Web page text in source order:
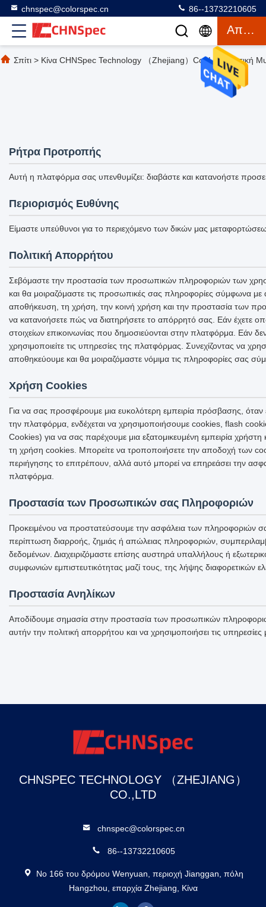
chnspec@colorspec.cn 86--13732210605
Απόσπασμα
Σπίτι > Κίνα CHNSpec Technology （Zhejiang）Co.,Ltd Πολιτική
Ρήτρα Προτροπής
Αυτή η πλατφόρμα σας υπενθυμίζει: διαβάστε και κατανοήστε
Περιορισμός Ευθύνης
Είμαστε υπεύθυνοι για το περιεχόμενο των δικών μας
Πολιτική Απορρήτου
Σεβόμαστε την προστασία των προσωπικών πληροφοριών των
και θα μοιραζόμαστε τις προσωπικές σας πληροφορίες σύμφωνα με
αποθήκευση, τη χρήση, την κοινή χρήση και την προστασία των
να κατανοήσετε πώς να διατηρήσετε το απόρρητό σας. Εάν έχετε
στοιχείων επικοινωνίας που δημοσιεύονται στην πλατφόρμα. Εάν
χρησιμοποιείτε τις υπηρεσίες της πλατφόρμας. Συνεχίζοντας να
αποθηκεύουμε και θα μοιραζόμαστε νόμιμα τις πληροφορίες σας
Χρήση Cookies
Για να σας προσφέρουμε μια ευκολότερη εμπειρία πρόσβασης,
την πλατφόρμα, ενδέχεται να χρησιμοποιήσουμε cookies, flash
Cookies) για να σας παρέχουμε μια εξατομικευμένη εμπειρία
τη χρήση cookies. Μπορείτε να τροποποιήσετε την αποδοχή των
περιήγησης το επιτρέπουν, αλλά αυτό μπορεί να επηρεάσει την
πλατφόρμα.
Προστασία των Προσωπικών σας Πληροφοριών
Προκειμένου να προστατεύσουμε την ασφάλεια των πληροφοριών
περίπτωση διαρροής, ζημιάς ή απώλειας πληροφοριών,
δεδομένων. Διαχειριζόμαστε επίσης αυστηρά υπαλλήλους ή
συμφωνιών εμπιστευτικότητας μαζί τους, της λήψης
Προστασία Ανηλίκων
Αποδίδουμε σημασία στην προστασία των προσωπικών
αυτήν την πολιτική απορρήτου και να χρησιμοποιήσει τις
CHNSPEC TECHNOLOGY （ZHEJIANG）
CO.,LTD
chnspec@colorspec.cn
86--13732210605
Νο 166 του δρόμου Wenyuan, περιοχή Jianggan, πόλη
Hangzhou, επαρχία Zhejiang, Κίνα